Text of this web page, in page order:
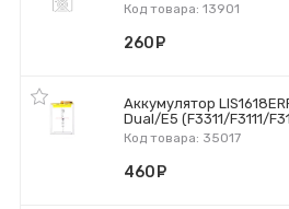
Код товара: 13901
260
Аккумулятор
Dual/E5 (F3311/F3111/
Код товара: 35017
460